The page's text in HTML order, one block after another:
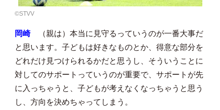
©️STVV
岡崎（親は）本当に見守るっていうのが一番大事だ
と思います。子どもは好きなものとか、得意な部分を
どれだけ見つけられるかだと思うし、そういうことに
対してのサポートっていうのが重要で、サポートが先
に入っちゃうと、子どもが考えなくなっちゃうと思う
し、方向を決めちゃってしまう。